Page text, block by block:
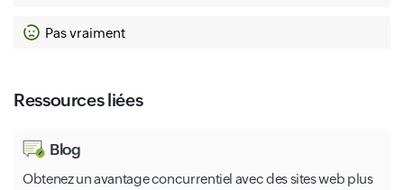
Pas vraiment
Ressources liées
Blog
Obtenez un avantage concurrentiel avec des sites web plus